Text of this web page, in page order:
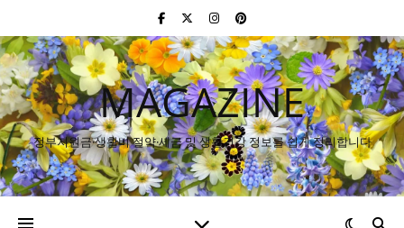
MAGAZINE
정부지원금·생활비 절약·세금 및 생활건강 정보를 쉽게 정리합니다